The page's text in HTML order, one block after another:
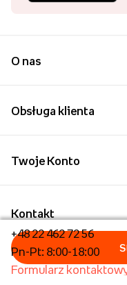
O nas
Obsługa klienta
Kontakt
+48 22 462 72 56
Pn-Pt: 8:00-18:00
Formularz
Twoje Konto